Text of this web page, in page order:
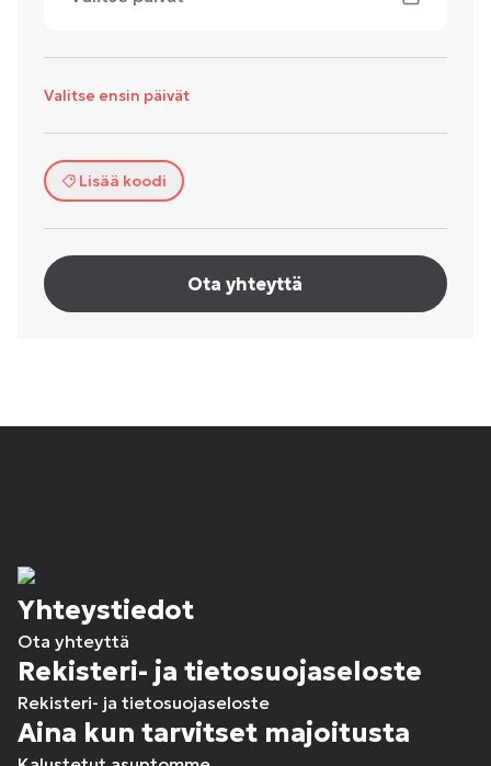
Valitse ensin päivät
Lisää koodi
Ota yhteyttä
Yhteystiedot
Ota yhteyttä
Rekisteri- ja tietosuojaseloste
Rekisteri- ja tietosuojaseloste
Aina kun tarvitset majoitusta